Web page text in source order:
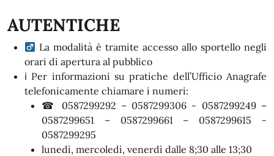
AUTENTICHE
La modalità è tramite accesso allo sportello negli
orari di apertura al pubblico
ℹ Per informazioni su pratiche dell’Ufficio Anagrafe
telefonicamente chiamare i numeri:
☎ 0587299292 – 0587299306 - 0587299249 –
0587299651 – 0587299661 – 0587299615 -
0587299295
lunedì, mercoledì, venerdì dalle 8;30 alle 13;30